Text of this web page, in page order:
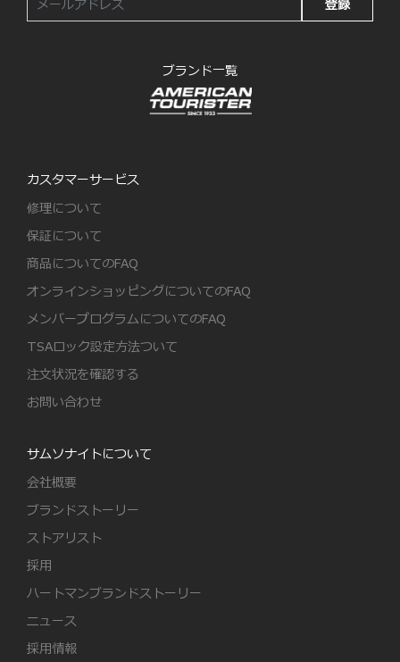
登録
ブランド一覧
カスタマーサービス
修理について
保証について
商品についてのFAQ
オンラインショッピングについてのFAQ
メンバープログラムについてのFAQ
TSAロック設定方法ついて
注文状況を確認する
お問い合わせ
サムソナイトについて
会社概要
ブランドストーリー
ストアリスト
採用
ハートマンブランドストーリー
ニュース
採用情報